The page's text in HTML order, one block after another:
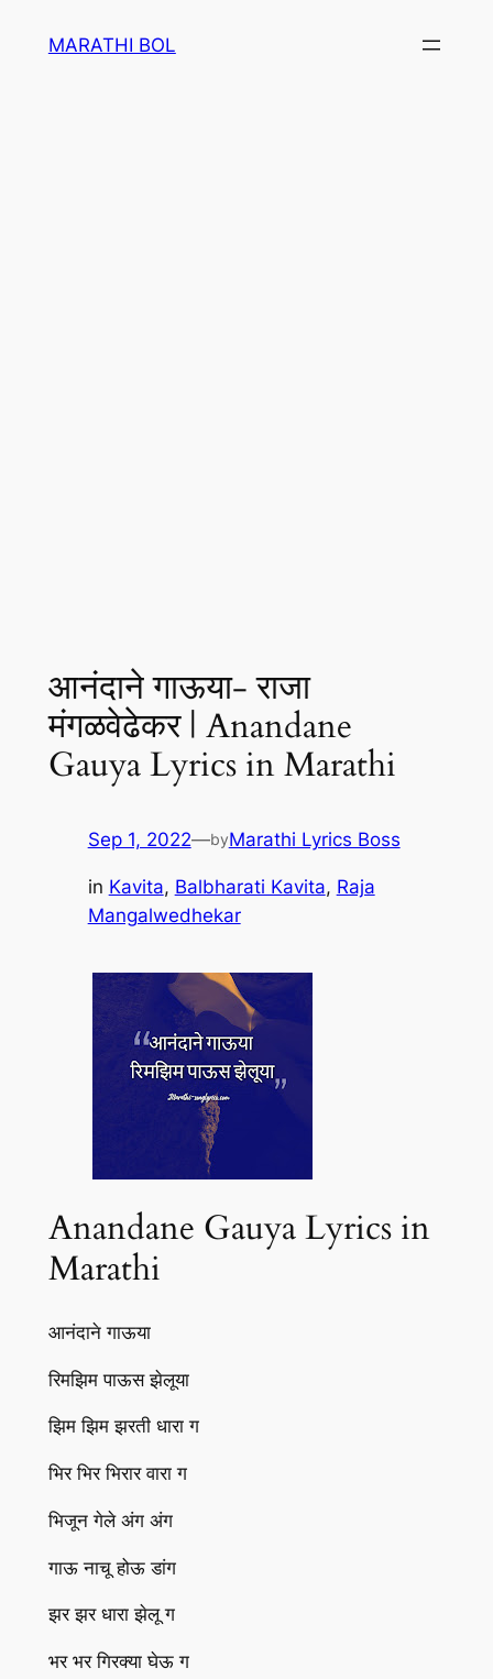
MARATHI BOL
आनंदाने गाऊया- राजा
मंगळवेढेकर | Anandane
Gauya Lyrics in Marathi
Sep 1, 2022—byMarathi Lyrics Boss
in Kavita, Balbharati Kavita, Raja
Mangalwedhekar
Anandane Gauya Lyrics in
Marathi
आनंदाने गाऊया
रिमझिम पाऊस झेलूया
झिम झिम झरती धारा ग
भिर भिर भिरार वारा ग
भिजून गेले अंग अंग
गाऊ नाचू होऊ डांग
झर झर धारा झेलू ग
भर भर गिरक्या घेऊ ग